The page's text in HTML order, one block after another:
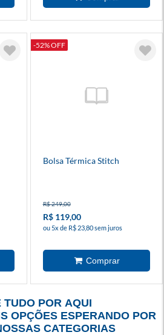
-52% OFF
Bolsa Térmica Stitch
R$ 249,00
R$ 119,00
ou 5x de R$ 23,80 sem juros
TUDO POR AQUI
OPÇÕES ESPERANDO POR
CATEGORIAS